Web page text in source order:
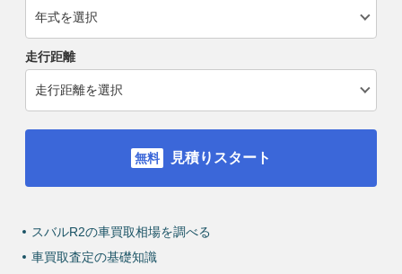
走行距離
見積りスタート
スバルR2の車買取相場を調べる
車買取査定の基礎知識